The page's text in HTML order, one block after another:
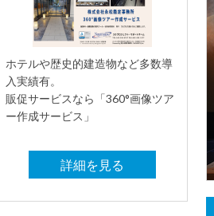
ホテルや歴史的建造物など多数導
入実績有。
販促サービスなら「360°画像ツア
ー作成サービス」
詳細を見る